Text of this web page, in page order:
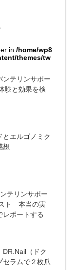
in/home/wp8
themes/tw
ンテリンサポー
験と効果を検
とエルゴノミク
想
テリンサポー
ト 本当の実
ポートする
DR.Nail（ドク
セラムで２枚爪